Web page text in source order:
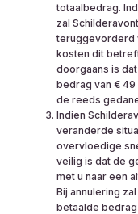
totaalbedrag.
zal
teruggevorderd
kosten dit
doorgaans is
bedrag van €
de reeds
Indien
veranderde
overvloedige
veilig is dat de
met u naar een
Bij annulering
betaalde bedrag